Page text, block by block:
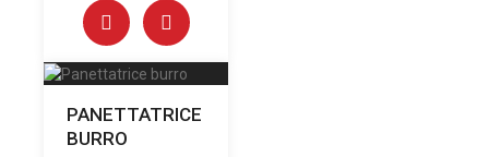
PANETTATRICE
BURRO